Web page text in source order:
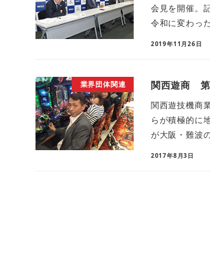
会見を開催。
令和に変わっ
2019年11月26日
業界団体関連 関西遊商 第
関西遊技機商
らが積極的に
が大阪・難波
2017年8月3日